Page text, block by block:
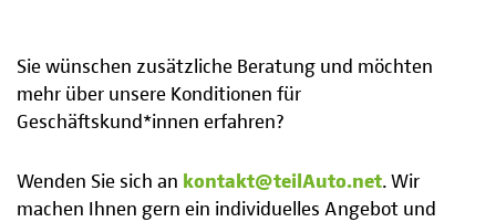
Sie wünschen zusätzliche Beratung und möchten
mehr über unsere Konditionen für
Geschäftskund*innen erfahren?
Wenden Sie sich an kontakt@teilAuto.net. Wir
machen Ihnen gern ein individuelles Angebot und